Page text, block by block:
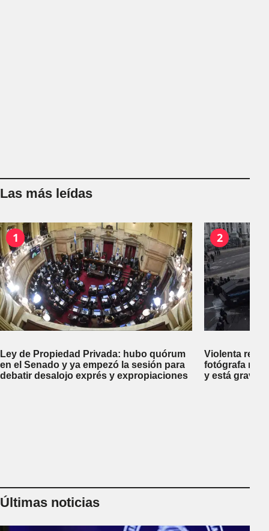
Las más leídas
1
Ley de Propiedad Privada: hubo quórum
en el Senado y ya empezó la sesión para
debatir desalojo exprés y expropiaciones
2
Violenta
fotógrafa
y está
Últimas noticias